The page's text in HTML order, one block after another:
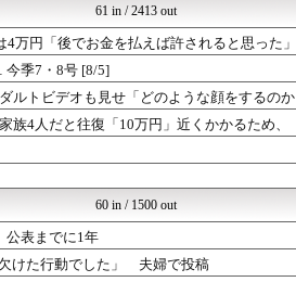
反日愚国 恨寓瘻
脱亜論
かたすみ速報
モッコスヌ〜ン
モッコスヌ〜ン
モッコスヌ〜ン
モッコスヌ〜ン
モッコスヌ〜ン
ネトウヨにゅーす
61 in / 2413 out
円「後でお金を払えば許されると思った」
季7・8号 [8/5]
トビデオも見せ「どのような顔をするのか
4人だと往復「10万円」近くかかるため、
7]
60 in / 1500 out
公表までに1年
けた行動でした」 夫婦で投稿